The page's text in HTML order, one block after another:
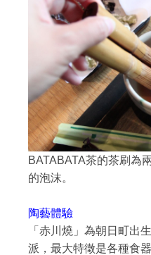
BATABATA茶的茶刷為
的泡沫。
陶藝體驗
「赤川燒」為朝日町出
派，最大特徵是各種食